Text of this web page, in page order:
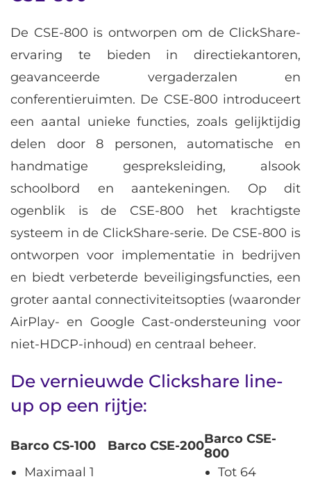
De CSE-800 is ontworpen om de ClickShare-
ervaring te bieden in directiekantoren,
geavanceerde vergaderzalen en
conferentieruimten. De CSE-800 introduceert
een aantal unieke functies, zoals gelijktijdig
delen door 8 personen, automatische en
handmatige gespreksleiding, alsook
schoolbord en aantekeningen. Op dit
ogenblik is de CSE-800 het krachtigste
systeem in de ClickShare-serie. De CSE-800 is
ontworpen voor implementatie in bedrijven
en biedt verbeterde beveiligingsfuncties, een
groter aantal connectiviteitsopties (waaronder
AirPlay- en Google Cast-ondersteuning voor
niet-HDCP-inhoud) en centraal beheer.
De vernieuwde Clickshare line-
up op een rijtje:
Barco CS-100 Barco CSE-200Barco CSE-
800
Maximaal 1
Tot 64